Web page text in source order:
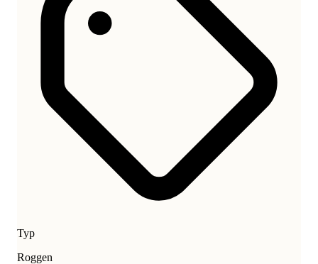
Typ
Roggen